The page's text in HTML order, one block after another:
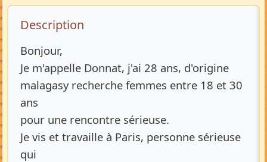
Description de l’annonce
Description
Bonjour,
Je m'appelle Donnat, j'ai 28 ans, d'origine
malagasy recherche femmes entre 18 et 30
ans
pour une rencontre sérieuse.
Je vis et travaille à Paris, personne sérieuse
qui